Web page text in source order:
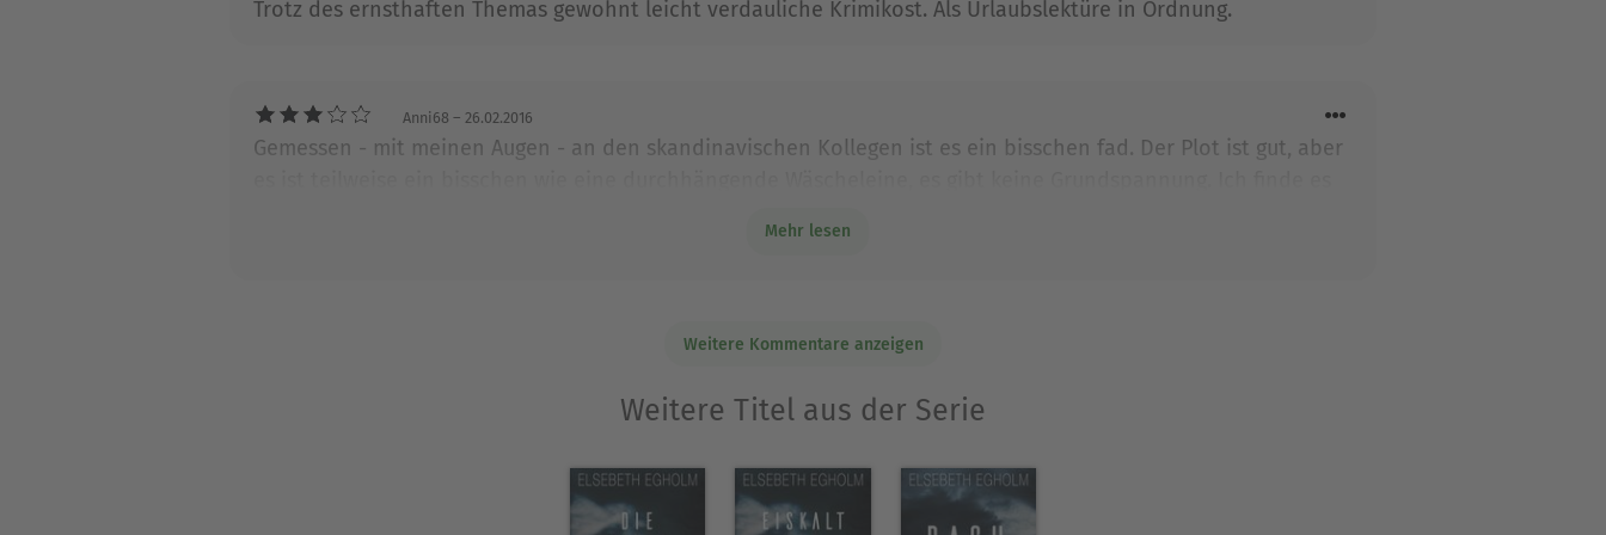
Ausblenden
Trotz des ernsthaften Themas gewohnt leicht verdauliche Krimikost. Als Urlaubslektüre in Ordnung.
Anni68 – 26.02.2016
Gemessen - mit meinen Augen - an den skandinavischen Kollegen ist es ein bisschen fad. Der Plot ist gut, aber
Mehr lesen
Weitere Kommentare anzeigen
Weitere Titel aus der Serie